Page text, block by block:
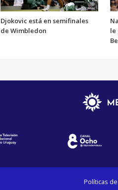
Djokovic está en semifinales
de Wimbledon
le
Políticas